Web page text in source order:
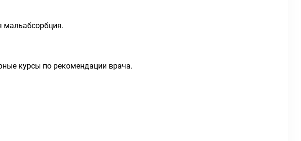
мальабсорбция.
курсы по рекомендации врача.